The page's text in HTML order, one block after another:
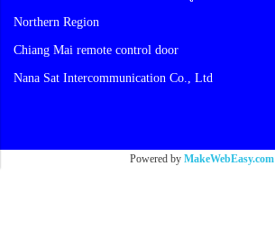
Northern Region
Chiang Mai remote control door
Nana Sat Intercommunication Co., Ltd
Powered by MakeWebEasy.com